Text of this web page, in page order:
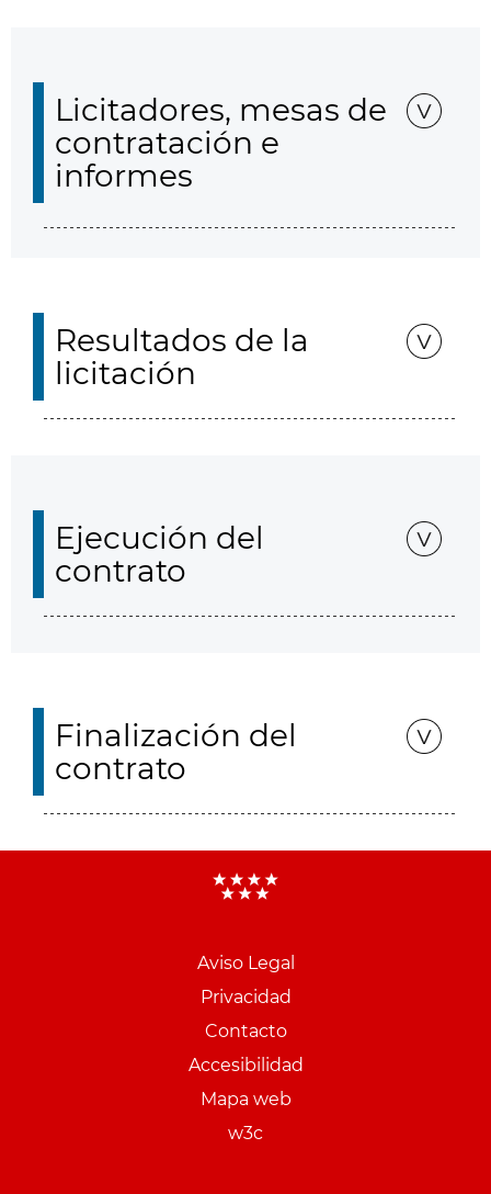
Licitadores, mesas de
contratación e
informes
Resultados de la
licitación
Ejecución del
contrato
Finalización del
contrato
Aviso Legal
Privacidad
Contacto
Accesibilidad
Mapa web
w3c